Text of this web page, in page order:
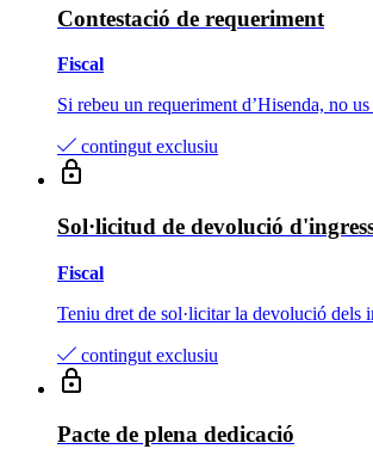
Contestació de requeriment
Fiscal
Si rebeu un requeriment d’Hisenda, no
contingut exclusiu
Sol·licitud de devolució
Fiscal
Teniu dret de sol·licitar la devolució dels
contingut exclusiu
Pacte de plena dedicació